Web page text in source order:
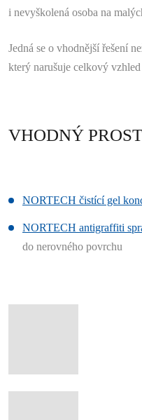
i nevyškolená osoba na
Jedná se o vhodnější řešení
který narušuje celkový
VHODNÝ
NORTECH čistící gel
NORTECH antigraffiti
do nerovného povrchu